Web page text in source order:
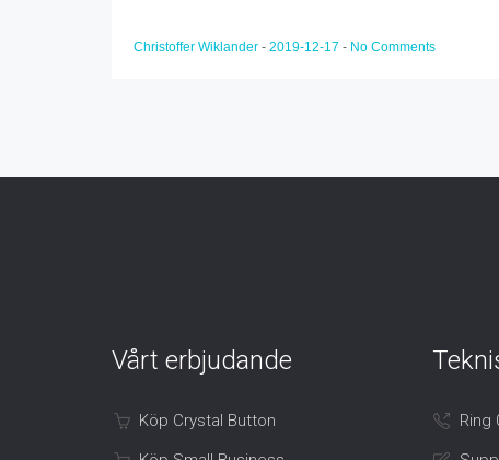
Christoffer Wiklander - 2019-12-17 - No Comments
Vårt erbjudande
Köp Crystal Button
Ring